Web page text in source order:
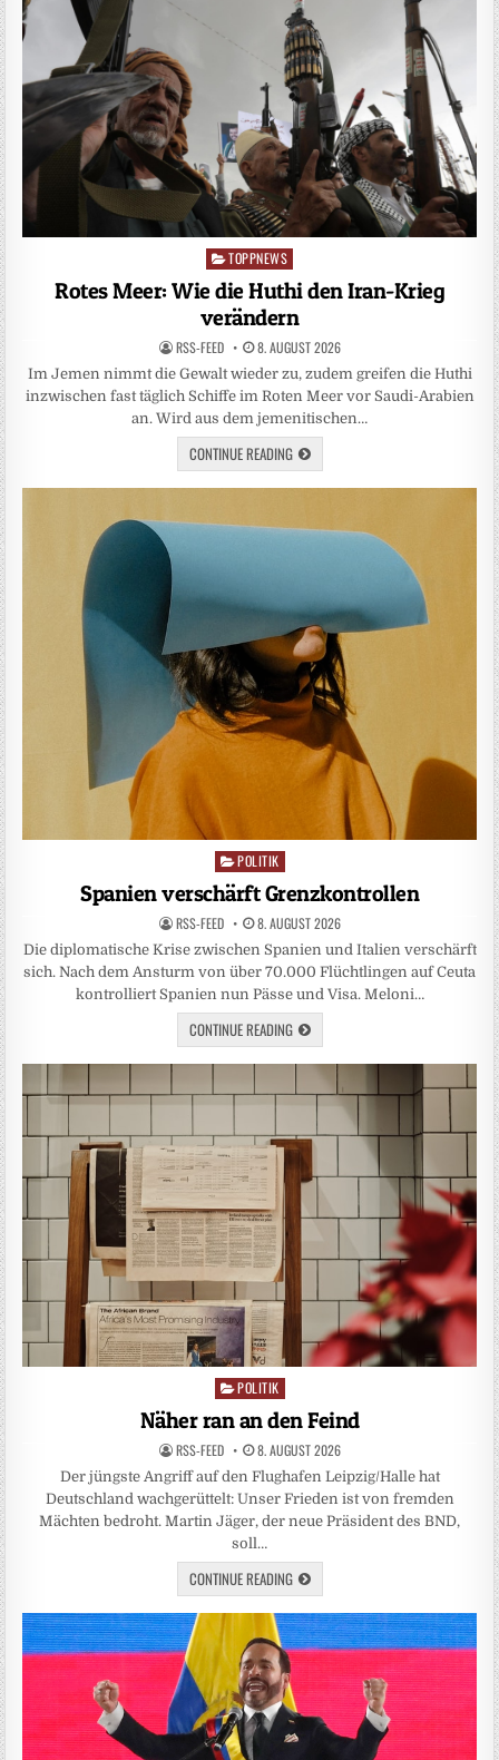
Posted
TOPPNEWS
Rotes Meer: Wie die Huthi den Iran-Krieg
verändern
RSS-FEED 8. AUGUST 2026
Im Jemen nimmt die Gewalt wieder zu, zudem greifen die Huthi
inzwischen fast täglich Schiffe im Roten Meer vor Saudi-Arabien
an. Wird aus dem jemenitischen…
CONTINUE READING
Posted
in
POLITIK
Spanien verschärft Grenzkontrollen
RSS-FEED 8. AUGUST 2026
Die diplomatische Krise zwischen Spanien und Italien verschärft
sich. Nach dem Ansturm von über 70.000 Flüchtlingen auf Ceuta
kontrolliert Spanien nun Pässe und Visa. Meloni…
CONTINUE READING
Posted
POLITIK
Näher ran an den Feind
RSS-FEED 8. AUGUST 2026
Der jüngste Angriff auf den Flughafen Leipzig/Halle hat
Deutschland wachgerüttelt: Unser Frieden ist von fremden
Mächten bedroht. Martin Jäger, der neue Präsident des BND,
soll…
CONTINUE READING